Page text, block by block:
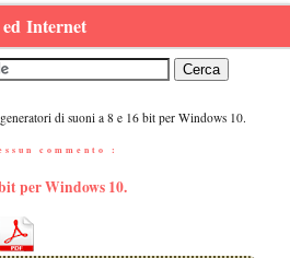
Internet
di suoni a 8 e 16 bit per Windows 10.
commento :
per Windows 10.